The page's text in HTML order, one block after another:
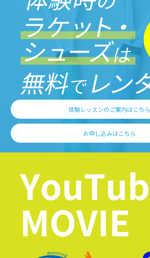
体験レッスンのご案内はこちら
お申し込みはこちら